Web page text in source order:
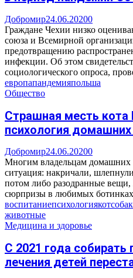
Добромир24.06.20200
Граждане Чехии низко
союза и Всемирной
предотвращению
инфекции. Об этом
социологического опроса,
европапандемияпольша
Общество
Страшная месть
психология
Добромир24.06.20200
Многим владельцам домашних
ситуация: накричали,
потом либо разодранные
сюрпризы в любимых
воспитаниепсихологиякот
животные
Медицина и здоровье
С 2021 года
лечения детей